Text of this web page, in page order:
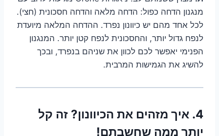
מנגנון הדחה כפול: הדחה מלאה והדחה חסכונית (חצי).
לכל אחד מהם יש כיוונון נפרד. ההדחה המלאה מיועדת
לנפח גדול יותר, והחסכונית לנפח קטן יותר. המנגנון
הפנימי יאפשר לכם לכוון את שניהם בנפרד, ובכך
להשיג את הגמישות המרבית.
4. איך מזהים את הכיוונון? זה קל
יותר ממה שחשבתם!